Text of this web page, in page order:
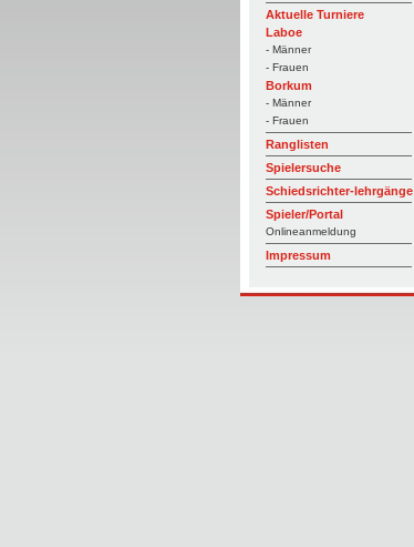
Aktuelle Turniere
Laboe
- Männer
- Frauen
Borkum
- Männer
- Frauen
Ranglisten
Spielersuche
Schiedsrichter-lehrgänge
Spieler/Portal
Onlineanmeldung
Impressum